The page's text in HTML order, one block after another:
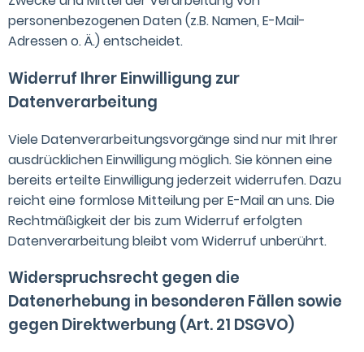
personenbezogenen Daten (z.B. Namen, E-Mail-
Adressen o. Ä.) entscheidet.
Widerruf Ihrer Einwilligung zur
Datenverarbeitung
Viele Datenverarbeitungsvorgänge sind nur mit Ihrer
ausdrücklichen Einwilligung möglich. Sie können eine
bereits erteilte Einwilligung jederzeit widerrufen. Dazu
reicht eine formlose Mitteilung per E-Mail an uns. Die
Rechtmäßigkeit der bis zum Widerruf erfolgten
Datenverarbeitung bleibt vom Widerruf unberührt.
Widerspruchsrecht gegen die
Datenerhebung in besonderen Fällen sowie
gegen Direktwerbung (Art. 21 DSGVO)